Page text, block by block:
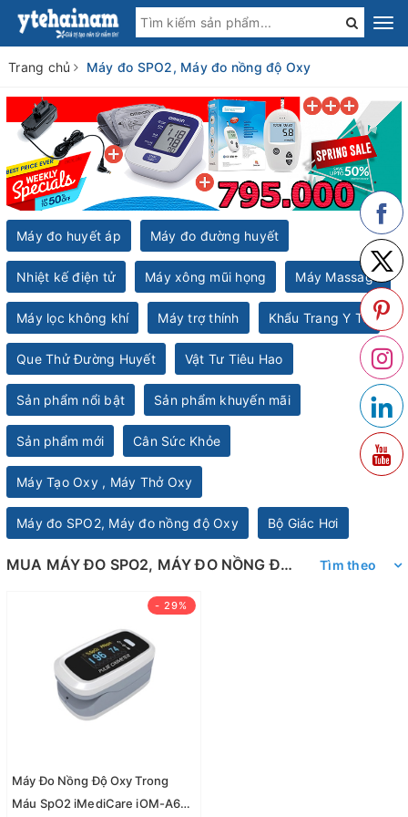
Trang chủ Máy đo SPO2, Máy đo nồng độ Oxy
Máy đo huyết áp Máy đo đường huyết
Nhiệt kế điện tử Máy xông mũi họng Máy Massage
Máy lọc không khí Máy trợ thính Khẩu Trang Y Tế
Que Thử Đường Huyết Vật Tư Tiêu Hao
Sản phẩm nổi bật Sản phẩm khuyến mãi
Sản phẩm mới Cân Sức Khỏe
Máy Tạo Oxy , Máy Thở Oxy
Máy đo SPO2, Máy đo nồng độ Oxy Bộ Giác Hơi
MUA MÁY ĐO SPO2, MÁY ĐO NỒNG ĐỘ OXY TẶNG MÁY ĐO ĐƯỜNG HUYẾT Tìm theo
- 29%
Máy Đo Nồng Độ Oxy Trong
Máu SpO2 iMediCare iOM-A6